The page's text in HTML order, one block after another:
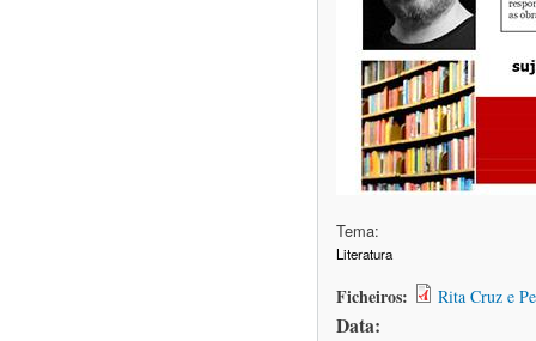
Tema:
Literatura
Ficheiros: Rita Cruz e
Data: